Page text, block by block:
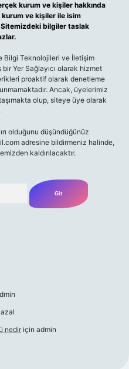
kurum ve kişiler hakkında
kurum ve kişiler ile isim
bilgiler taslak
Bilgi Teknolojileri ve İletişim
Yer Sağlayıcı olarak hizmet
proaktif olarak denetleme
Ancak, üyelerimiz
olup, siteye üye olarak
olduğunu düşündüğünüz
adresine bildirmeniz halinde,
kaldırılacaktır.
nedir için admin